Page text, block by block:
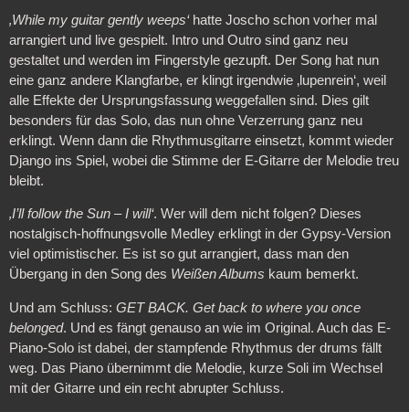
‚While my guitar gently weeps‘ hatte Joscho schon vorher mal
arrangiert und live gespielt. Intro und Outro sind ganz neu
gestaltet und werden im Fingerstyle gezupft. Der Song hat nun
eine ganz andere Klangfarbe, er klingt irgendwie ‚lupenrein‘, weil
alle Effekte der Ursprungsfassung weggefallen sind. Dies gilt
besonders für das Solo, das nun ohne Verzerrung ganz neu
erklingt. Wenn dann die Rhythmusgitarre einsetzt, kommt wieder
Django ins Spiel, wobei die Stimme der E-Gitarre der Melodie treu
bleibt.
‚I’ll follow the Sun – I will‘. Wer will dem nicht folgen? Dieses
nostalgisch-hoffnungsvolle Medley erklingt in der Gypsy-Version
viel optimistischer. Es ist so gut arrangiert, dass man den
Übergang in den Song des Weißen Albums kaum bemerkt.
Und am Schluss: GET BACK. Get back to where you once
belonged. Und es fängt genauso an wie im Original. Auch das E-
Piano-Solo ist dabei, der stampfende Rhythmus der drums fällt
weg. Das Piano übernimmt die Melodie, kurze Soli im Wechsel
mit der Gitarre und ein recht abrupter Schluss.